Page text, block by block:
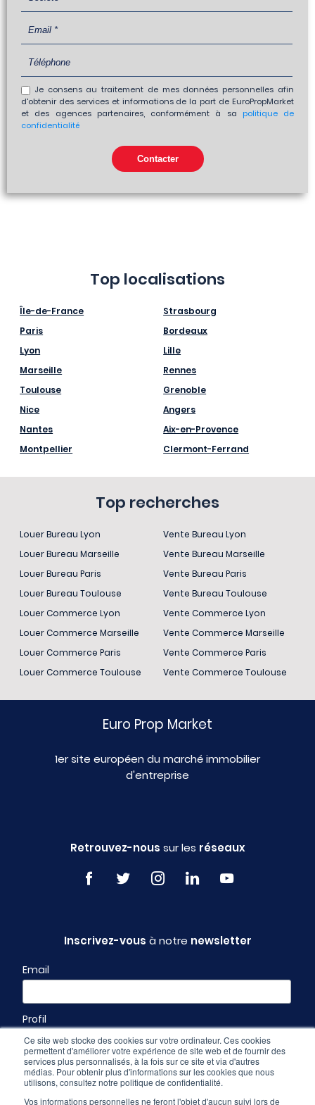
Ce site web stocke des cookies sur votre ordinateur. Ces cookies
permettent d'améliorer votre expérience de site web et de fournir des
services plus personnalisés, à la fois sur ce site et via d'autres
médias. Pour obtenir plus d'informations sur les cookies que nous
utilisons, consultez notre politique de confidentialité.
Vos informations personnelles ne feront l'objet d'aucun suivi lors de
Je consens au traitement de mes données personnelles afin
d'obtenir des services et informations de la part de EuroPropMarket
et des agences partenaires, conformément à sa politique de
confidentialité
Top localisations
Île-de-France
Paris
Lyon
Marseille
Toulouse
Nice
Nantes
Montpellier
Strasbourg
Bordeaux
Lille
Rennes
Grenoble
Angers
Aix-en-Provence
Clermont-Ferrand
Top recherches
Louer Bureau Lyon
Louer Bureau Marseille
Louer Bureau Paris
Louer Bureau Toulouse
Louer Commerce Lyon
Louer Commerce Marseille
Louer Commerce Paris
Louer Commerce Toulouse
Vente Bureau Lyon
Vente Bureau Marseille
Vente Bureau Paris
Vente Bureau Toulouse
Vente Commerce Lyon
Vente Commerce Marseille
Vente Commerce Paris
Vente Commerce Toulouse
Euro Prop Market
1er site européen du marché immobilier
d'entreprise
Retrouvez-nous sur les réseaux
Inscrivez-vous à notre newsletter
Email
Profil